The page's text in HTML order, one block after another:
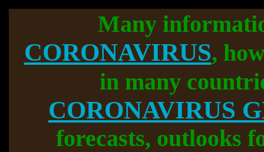
Many
CORONAVIRUS,
in many
CORONAVIRUS
forecasts, outlooks